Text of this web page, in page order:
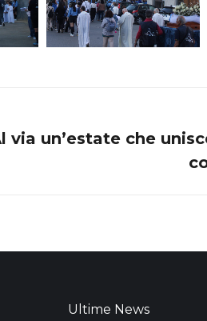
via un’estate che
Ultime News